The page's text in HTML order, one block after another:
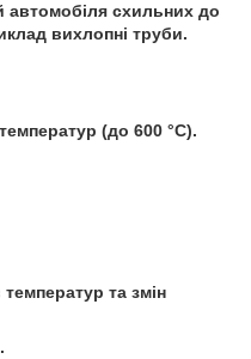
автомобіля схильних до
вихлопні труби.
(до 600 °С).
та змін